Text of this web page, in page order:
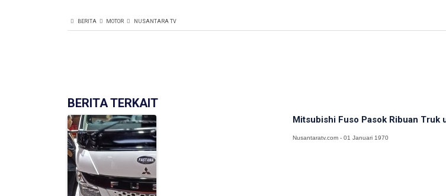
BERITA MOTOR NUSANTARA TV
BERITA TERKAIT
Mitsubishi Fuso Pasok Ribuan Truk
Nusantaratv.com - 01 Januari 1970